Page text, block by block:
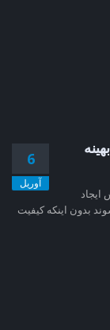
6
آوریل
ایجاد
بدون اینکه کیفیت